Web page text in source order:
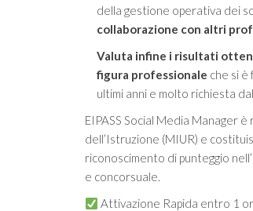
della gestione operativa dei
collaborazione con altri
Valuta infine i risultati
figura professionale che si
ultimi anni e molto richiesta
EIPASS Social Media Manager
dell’Istruzione (MIUR) e
riconoscimento di punteggio
e concorsuale.
Attivazione Rapida entro 1